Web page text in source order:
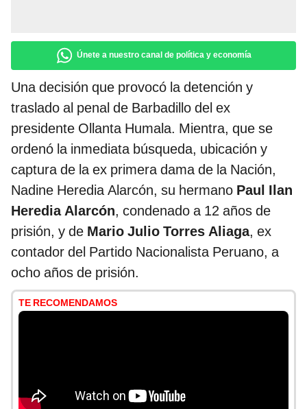
Únete a nuestro canal de política y economía
Una decisión que provocó la detención y
traslado al penal de Barbadillo del ex
presidente Ollanta Humala. Mientra, que se
ordenó la inmediata búsqueda, ubicación y
captura de la ex primera dama de la Nación,
Nadine Heredia Alarcón, su hermano Paul Ilan
Heredia Alarcón, condenado a 12 años de
prisión, y de Mario Julio Torres Aliaga, ex
contador del Partido Nacionalista Peruano, a
ocho años de prisión.
TE RECOMENDAMOS